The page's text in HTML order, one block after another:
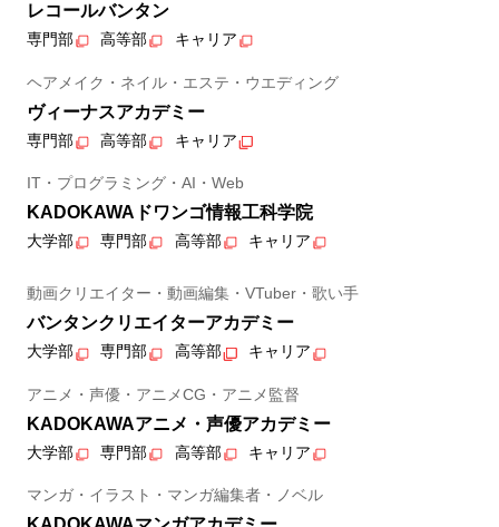
レコールバンタン
専門部 高等部 キャリア
ヘアメイク・ネイル・エステ・ウエディング
ヴィーナスアカデミー
専門部 高等部 キャリア
IT・プログラミング・AI・Web
KADOKAWAドワンゴ情報工科学院
大学部 専門部 高等部 キャリア
動画クリエイター・動画編集・VTuber・歌い手
バンタンクリエイターアカデミー
大学部 専門部 高等部 キャリア
アニメ・声優・アニメCG・アニメ監督
KADOKAWAアニメ・声優アカデミー
大学部 専門部 高等部 キャリア
マンガ・イラスト・マンガ編集者・ノベル